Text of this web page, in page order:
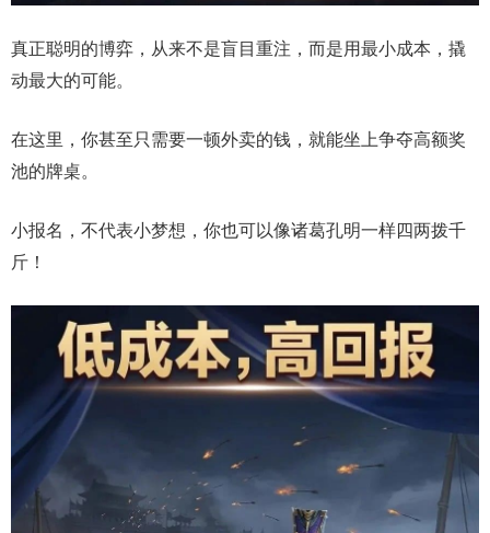
真正聪明的博弈，从来不是盲目重注，而是用最小成本，撬
动最大的可能。
在这里，你甚至只需要一顿外卖的钱，就能坐上争夺高额奖
池的牌桌。
小报名，不代表小梦想，你也可以像诸葛孔明一样四两拨千
斤！